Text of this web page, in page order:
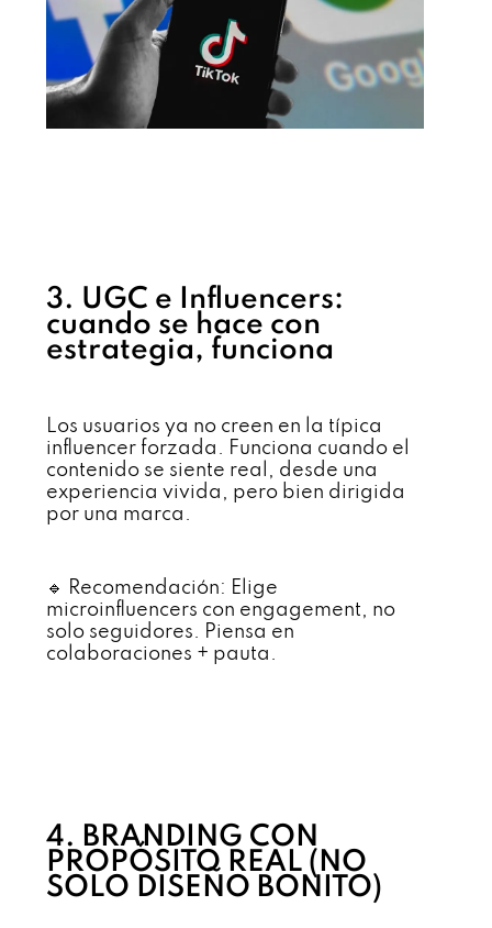
3. UGC e Influencers:
cuando se hace con
estrategia, funciona
Los usuarios ya no creen en la típica
influencer forzada. Funciona cuando el
contenido se siente real, desde una
experiencia vivida, pero bien dirigida
por una marca.
🔹 Recomendación: Elige
microinfluencers con engagement, no
solo seguidores. Piensa en
colaboraciones + pauta.
4. BRANDING CON
PROPÓSITO REAL (NO
SOLO DISEÑO BONITO)